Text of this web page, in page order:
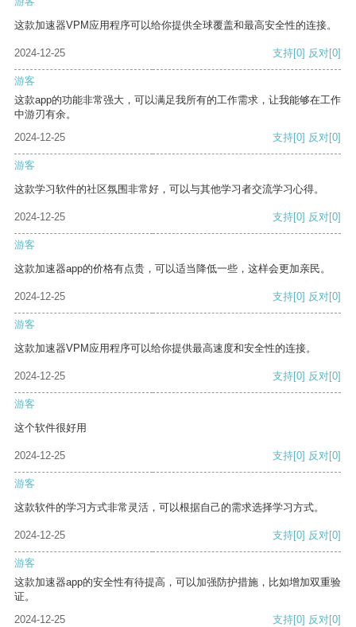
这款加速器VPM应用程序可以给你提供全球覆盖和最高安全性的连接。
2024-12-25 支持[0] 反对[0]
游客
这款app的功能非常强大，可以满足我所有的工作需求，让我能够在工作
中游刃有余。
2024-12-25
支持[0] 反对[0]
游客
这款学习软件的社区氛围非常好，可以与其他学习者交流学习心得。
2024-12-25 支持[0] 反对[0]
游客
这款加速器app的价格有点贵，可以适当降低一些，这样会更加亲民。
2024-12-25 支持[0] 反对[0]
游客
这款加速器VPM应用程序可以给你提供最高速度和安全性的连接。
2024-12-25 支持[0] 反对[0]
游客
这个软件很好用
2024-12-25 支持[0] 反对[0]
游客
这款软件的学习方式非常灵活，可以根据自己的需求选择学习方式。
2024-12-25 支持[0] 反对[0]
游客
这款加速器app的安全性有待提高，可以加强防护措施，比如增加双重验
证。
2024-12-25
支持[0] 反对[0]